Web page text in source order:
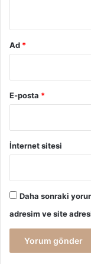
Ad *
E-posta *
İnternet sitesi
Daha sonraki
adresim ve site